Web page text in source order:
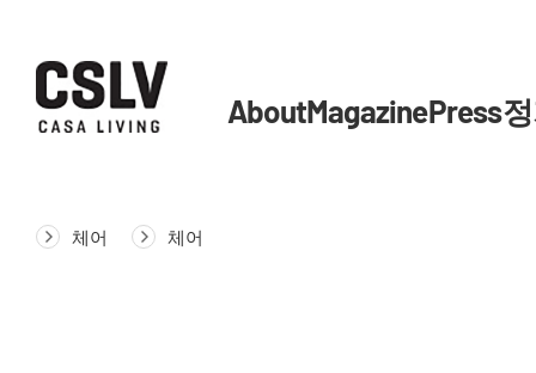
AboutMagazinePress
체어 체어